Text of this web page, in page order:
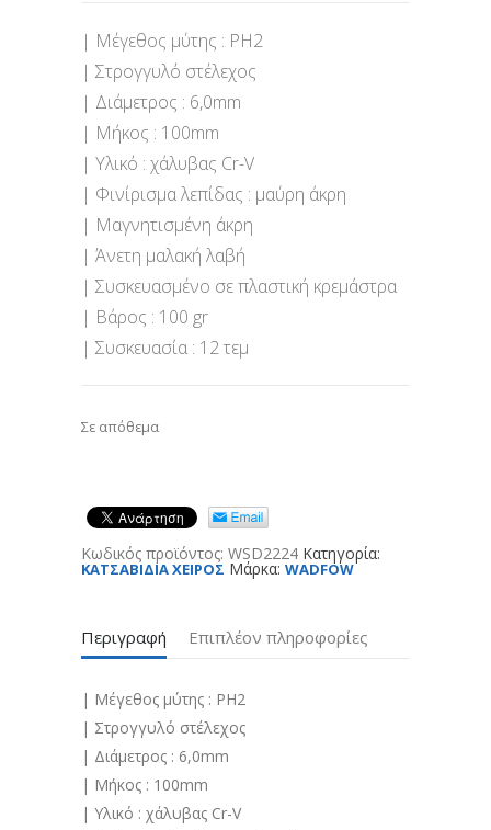
| Μέγεθος μύτης : PH2
| Στρογγυλό στέλεχος
| Διάμετρος : 6,0mm
| Μήκος : 100mm
| Υλικό : χάλυβας Cr-V
| Φινίρισμα λεπίδας : μαύρη άκρη
| Μαγνητισμένη άκρη
| Άνετη μαλακή λαβή
| Συσκευασμένο σε πλαστική κρεμάστρα
| Βάρος : 100 gr
| Συσκευασία : 12 τεμ
Σε απόθεμα
Κωδικός προϊόντος: WSD2224 Κατηγορία:
ΚΑΤΣΑΒΙΔΙΑ ΧΕΙΡΟΣ Μάρκα: WADFOW
Περιγραφή Επιπλέον πληροφορίες
| Μέγεθος μύτης : PH2
| Στρογγυλό στέλεχος
| Διάμετρος : 6,0mm
| Μήκος : 100mm
| Υλικό : χάλυβας Cr-V